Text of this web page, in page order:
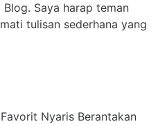
Saya harap teman
tulisan sederhana yang
Nyaris Berantakan